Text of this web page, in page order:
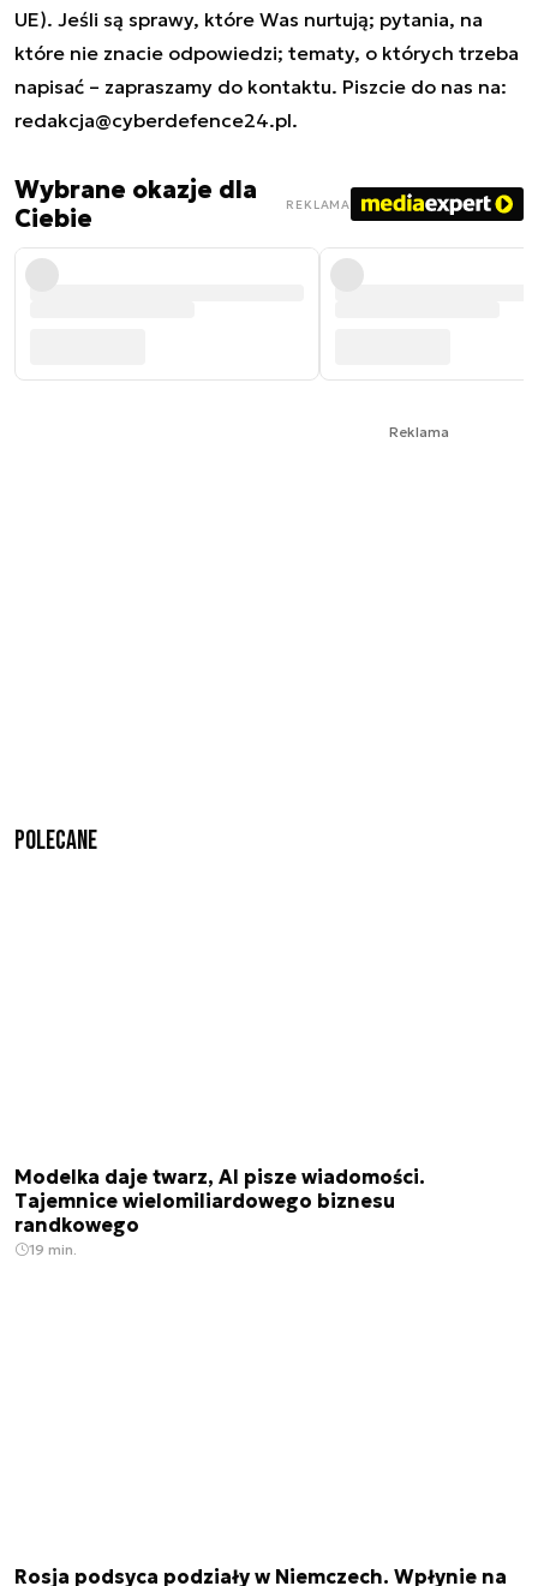
UE). Jeśli są sprawy, które Was nurtują; pytania, na
które nie znacie odpowiedzi; tematy, o których trzeba
napisać – zapraszamy do kontaktu. Piszcie do nas na:
redakcja@cyberdefence24.pl.
Wybrane okazje dla
Ciebie
REKLAMA
Reklama
Polecane
Modelka daje twarz, AI pisze wiadomości.
Tajemnice wielomiliardowego biznesu
randkowego
19 min.
Rosja podsyca podziały w Niemczech. Wpłynie na